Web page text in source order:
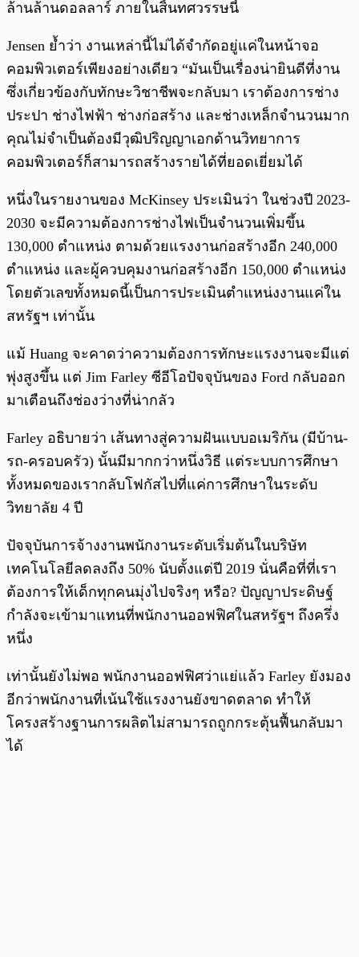
ล้านล้านดอลลาร์ ภายในสิ้นทศวรรษนี้
Jensen ย้ำว่า งานเหล่านี้ไม่ได้จำกัดอยู่แค่ในหน้าจอ
คอมพิวเตอร์เพียงอย่างเดียว “มันเป็นเรื่องน่ายินดีที่งาน
ซึ่งเกี่ยวข้องกับทักษะวิชาชีพจะกลับมา เราต้องการช่าง
ประปา ช่างไฟฟ้า ช่างก่อสร้าง และช่างเหล็กจำนวนมาก
คุณไม่จำเป็นต้องมีวุฒิปริญญาเอกด้านวิทยาการ
คอมพิวเตอร์ก็สามารถสร้างรายได้ที่ยอดเยี่ยมได้
หนึ่งในรายงานของ McKinsey ประเมินว่า ในช่วงปี 2023-
2030 จะมีความต้องการช่างไฟเป็นจำนวนเพิ่มขึ้น
130,000 ตำแหน่ง ตามด้วยแรงงานก่อสร้างอีก 240,000
ตำแหน่ง และผู้ควบคุมงานก่อสร้างอีก 150,000 ตำแหน่ง
โดยตัวเลขทั้งหมดนี้เป็นการประเมินตำแหน่งงานแค่ใน
สหรัฐฯ เท่านั้น
แม้ Huang จะคาดว่าความต้องการทักษะแรงงานจะมีแต่
พุ่งสูงขึ้น แต่ Jim Farley ซีอีโอปัจจุบันของ Ford กลับออก
มาเตือนถึงช่องว่างที่น่ากลัว
Farley อธิบายว่า เส้นทางสู่ความฝันแบบอเมริกัน (มีบ้าน-
รถ-ครอบครัว) นั้นมีมากกว่าหนึ่งวิธี แต่ระบบการศึกษา
ทั้งหมดของเรากลับโฟกัสไปที่แค่การศึกษาในระดับ
วิทยาลัย 4 ปี
ปัจจุบันการจ้างงานพนักงานระดับเริ่มต้นในบริษัท
เทคโนโลยีลดลงถึง 50% นับตั้งแต่ปี 2019 นั่นคือที่ที่เรา
ต้องการให้เด็กทุกคนมุ่งไปจริงๆ หรือ? ปัญญาประดิษฐ์
กำลังจะเข้ามาแทนที่พนักงานออฟฟิศในสหรัฐฯ ถึงครึ่ง
หนึ่ง
เท่านั้นยังไม่พอ พนักงานออฟฟิศว่าแย่แล้ว Farley ยังมอง
อีกว่าพนักงานที่เน้นใช้แรงงานยังขาดตลาด ทำให้
โครงสร้างฐานการผลิตไม่สามารถถูกกระตุ้นฟื้นกลับมา
ได้